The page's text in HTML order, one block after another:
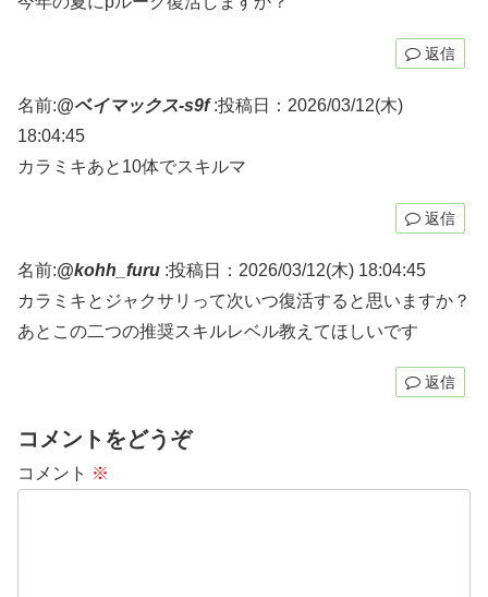
返信
名前:@ベイマックス-s9f:投稿日：2026/03/12(木)
18:04:45
カラミキあと10体でスキルマ
返信
名前:@kohh_furu :投稿日：2026/03/12(木) 18:04:45
カラミキとジャクサリって次いつ復活すると思いますか？
あとこの二つの推奨スキルレベル教えてほしいです
返信
コメントをどうぞ
コメント ※